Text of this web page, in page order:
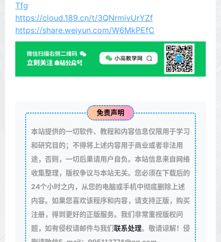
Tfg
https://cloud.189.cn/t/3QNrmivUrYZf
https://share.weiyun.com/W6MkPEfC
免责声明
本站提供的一切软件、教程和内容信息仅限用于学习
和研究目的；不得将上述内容用于商业或者非法用
途，否则，一切后果请用户自负。本站信息来自网络
收集整理，版权争议与本站无关。您必须在下载后的
24个小时之内，从您的电脑或手机中彻底删除上述
内容。如果您喜欢该程序和内容，请支持正版，购买
注册，得到更好的正版服务。我们非常重视版权问
题，如有侵权请邮件与我们联系处理。敬请谅解！侵